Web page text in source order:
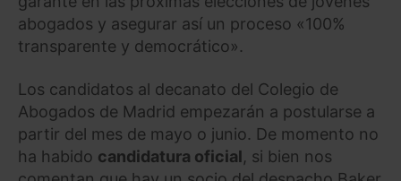
abogados y asegurar así un proceso «100%
transparente y democrático».
Los candidatos al decanato del Colegio de
Abogados de Madrid empezarán a postularse a
partir del mes de mayo o junio. De momento no
ha habido candidatura oficial, si bien nos